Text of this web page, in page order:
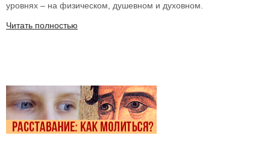
уровнях – на физическом, душевном и духовном.
Читать полностью